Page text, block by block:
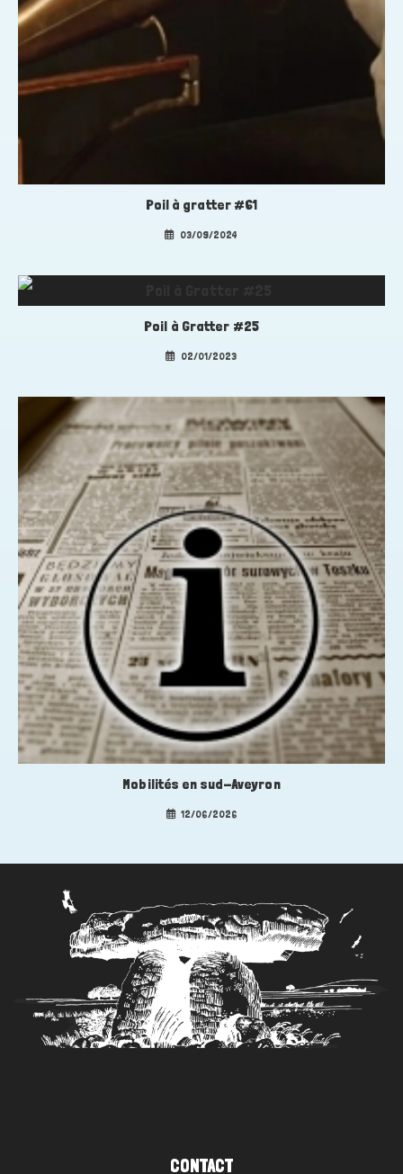
Poil à gratter #61
03/09/2024
Poil à Gratter #25
02/01/2023
Mobilités en sud-Aveyron
12/06/2026
CONTACT